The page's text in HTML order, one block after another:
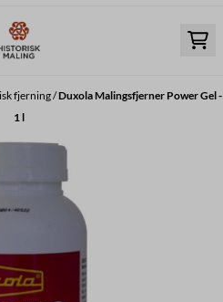
fjerning/Duxola Malingsfjerner Power Gel -
1 l